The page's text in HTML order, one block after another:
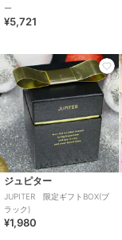
ー
¥5,721
ジュピター
JUPITER 限定ギフトBOX(ブ
ラック)
¥1,980